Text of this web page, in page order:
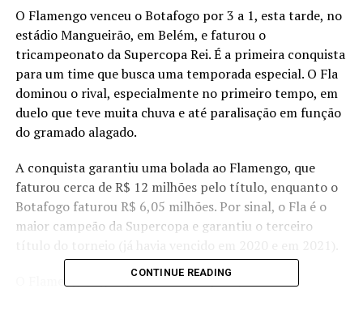
O Flamengo venceu o Botafogo por 3 a 1, esta tarde, no
estádio Mangueirão, em Belém, e faturou o
tricampeonato da Supercopa Rei. É a primeira conquista
para um time que busca uma temporada especial. O Fla
dominou o rival, especialmente no primeiro tempo, em
duelo que teve muita chuva e até paralisação em função
do gramado alagado.
A conquista garantiu uma bolada ao Flamengo, que
faturou cerca de R$ 12 milhões pelo título, enquanto o
Botafogo faturou R$ 6,05 milhões. Por sinal, o Fla é o
maior campeão da Supercopa e garantiu o terceiro
O Flamengo, agora, volta as atenções para o
CONTINUE READING